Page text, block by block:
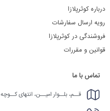
درباره کوثرپلازا
رویه ارسال سفارشات
فروشندگی در کوثرپلازا
قوانین و مقررات
تماس با ما
قــم، بلــوار امیــن، انتهای کــوچه 47